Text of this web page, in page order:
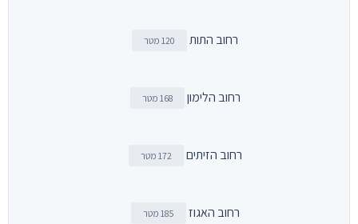
רחוב התות 120 מטר
רחוב הלימון 168 מטר
רחוב הזיתים 172 מטר
רחוב האגוז 185 מטר